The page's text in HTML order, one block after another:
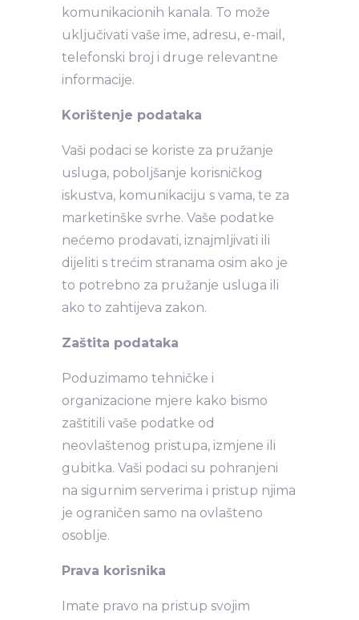
komunikacionih kanala. To može
uključivati vaše ime, adresu, e-mail,
telefonski broj i druge relevantne
informacije.
Korištenje podataka
Vaši podaci se koriste za pružanje
usluga, poboljšanje korisničkog
iskustva, komunikaciju s vama, te za
marketinške svrhe. Vaše podatke
nećemo prodavati, iznajmljivati ili
dijeliti s trećim stranama osim ako je
to potrebno za pružanje usluga ili
ako to zahtijeva zakon.
Zaštita podataka
Poduzimamo tehničke i
organizacione mjere kako bismo
zaštitili vaše podatke od
neovlaštenog pristupa, izmjene ili
gubitka. Vaši podaci su pohranjeni
na sigurnim serverima i pristup njima
je ograničen samo na ovlašteno
osoblje.
Prava korisnika
Imate pravo na pristup svojim